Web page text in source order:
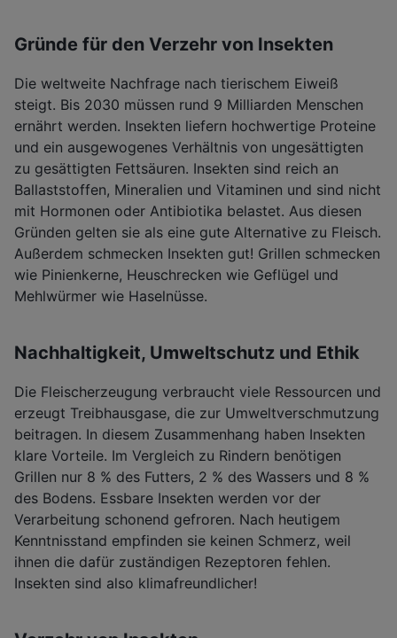
Gründe für den Verzehr von Insekten
Die weltweite Nachfrage nach tierischem Eiweiß
steigt. Bis 2030 müssen rund 9 Milliarden Menschen
ernährt werden. Insekten liefern hochwertige Proteine
und ein ausgewogenes Verhältnis von ungesättigten
zu gesättigten Fettsäuren. Insekten sind reich an
Ballaststoffen, Mineralien und Vitaminen und sind nicht
mit Hormonen oder Antibiotika belastet. Aus diesen
Gründen gelten sie als eine gute Alternative zu Fleisch.
Außerdem schmecken Insekten gut! Grillen schmecken
wie Pinienkerne, Heuschrecken wie Geflügel und
Mehlwürmer wie Haselnüsse.
Nachhaltigkeit, Umweltschutz und Ethik
Die Fleischerzeugung verbraucht viele Ressourcen und
erzeugt Treibhausgase, die zur Umweltverschmutzung
beitragen. In diesem Zusammenhang haben Insekten
klare Vorteile. Im Vergleich zu Rindern benötigen
Grillen nur 8 % des Futters, 2 % des Wassers und 8 %
des Bodens. Essbare Insekten werden vor der
Verarbeitung schonend gefroren. Nach heutigem
Kenntnisstand empfinden sie keinen Schmerz, weil
ihnen die dafür zuständigen Rezeptoren fehlen.
Insekten sind also klimafreundlicher!